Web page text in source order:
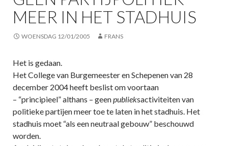
MEER IN HET STADHUIS
WOENSDAG 12/01/2005 FRANS
Het is gedaan.
Het College van Burgemeester en Schepenen van 28
december 2004 heeft beslist om voortaan
– “principieel” althans – geenpublieksactiviteiten van
politieke partijen meer toe te laten in het stadhuis. Het
stadhuis moet “als een neutraal gebouw” beschouwd
worden.